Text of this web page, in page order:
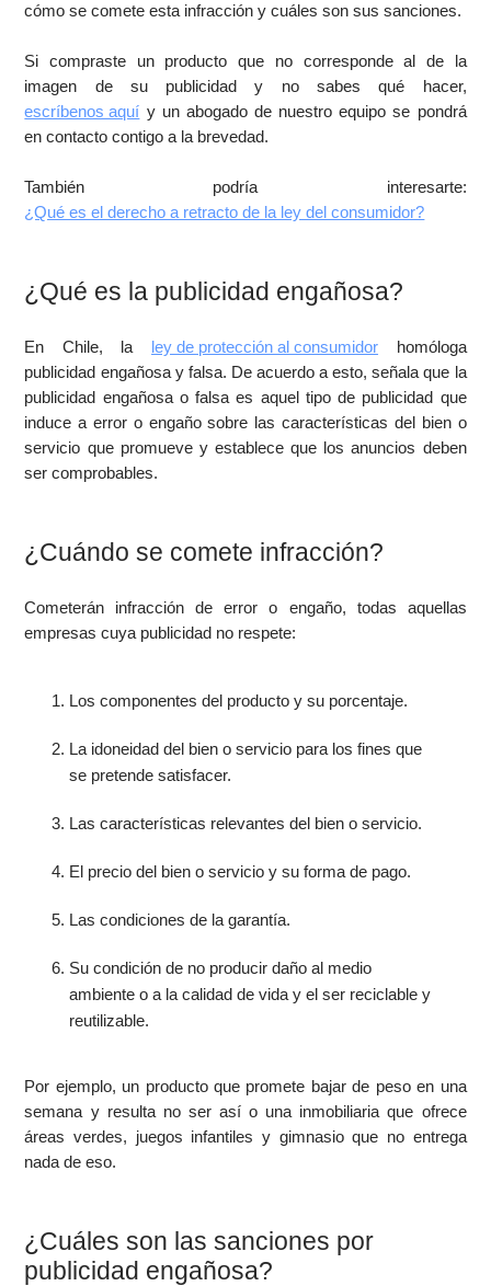
cómo se comete esta infracción y cuáles son sus sanciones.
Si compraste un producto que no corresponde al de la
imagen de su publicidad y no sabes qué hacer,
escríbenos aquí y un abogado de nuestro equipo se pondrá
en contacto contigo a la brevedad.
También podría interesarte:
¿Qué es el derecho a retracto de la ley del consumidor?
¿Qué es la publicidad engañosa?
En Chile, la ley de protección al consumidor homóloga
publicidad engañosa y falsa. De acuerdo a esto, señala que la
publicidad engañosa o falsa es aquel tipo de publicidad que
induce a error o engaño sobre las características del bien o
servicio que promueve y establece que los anuncios deben
ser comprobables.
¿Cuándo se comete infracción?
Cometerán infracción de error o engaño, todas aquellas
empresas cuya publicidad no respete:
Los componentes del producto y su porcentaje.
La idoneidad del bien o servicio para los fines que
se pretende satisfacer.
Las características relevantes del bien o servicio.
El precio del bien o servicio y su forma de pago.
Las condiciones de la garantía.
Su condición de no producir daño al medio
ambiente o a la calidad de vida y el ser reciclable y
reutilizable.
Por ejemplo, un producto que promete bajar de peso en una
semana y resulta no ser así o una inmobiliaria que ofrece
áreas verdes, juegos infantiles y gimnasio que no entrega
nada de eso.
¿Cuáles son las sanciones por
publicidad engañosa?